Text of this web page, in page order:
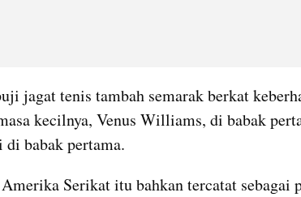
jagat tenis tambah semarak berkat
kecilnya, Venus Williams, di babak
di babak pertama.
Serikat itu bahkan tercatat sebagai